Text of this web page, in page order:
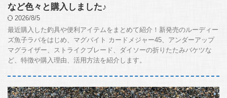
など色々と購入しました♪
2026/8/5
最近購入した釣具や便利アイテムをまとめて紹介！新発売のルーディー
ズ魚子ラバをはじめ、マグバイト カードメジャー45、アンダーアップ
マグライザー、ストライクブレード、ダイソーの折りたたみバケツな
ど、特徴や購入理由、活用方法を紹介します。